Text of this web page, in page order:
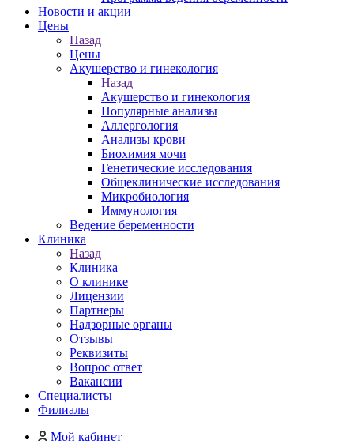
Новости и акции
Цены
Назад
Цены
Акушерство и гинекология
Назад
Акушерство и гинекология
Популярные анализы
Аллергология
Анализы крови
Биохимия мочи
Генетические исследования
Общеклинические исследования
Микробиология
Иммунология
Ведение беременности
Клиника
Назад
Клиника
О клинике
Лицензии
Партнеры
Надзорные органы
Отзывы
Реквизиты
Вопрос ответ
Вакансии
Специалисты
Филиалы
Мой кабинет